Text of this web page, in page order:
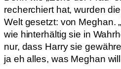
recherchiert hat, wurden
Welt gesetzt: von Meghan.
wie hinterhältig sie in
nur, dass Harry sie
ja eh alles, was Meghan